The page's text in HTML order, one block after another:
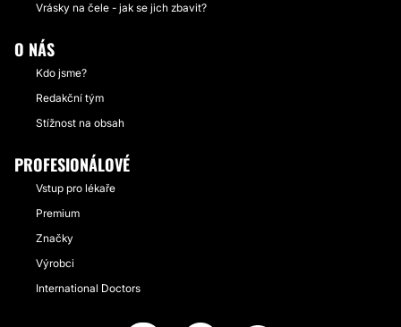
Vrásky na čele - jak se jich zbavit?
O NÁS
Kdo jsme?
Redakční tým
Stížnost na obsah
PROFESIONÁLOVÉ
Vstup pro lékaře
Premium
Značky
Výrobci
International Doctors